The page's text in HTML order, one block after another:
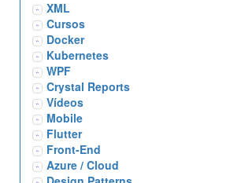
XML
Cursos
Docker
Kubernetes
WPF
Crystal Reports
Vídeos
Mobile
Flutter
Front-End
Azure / Cloud